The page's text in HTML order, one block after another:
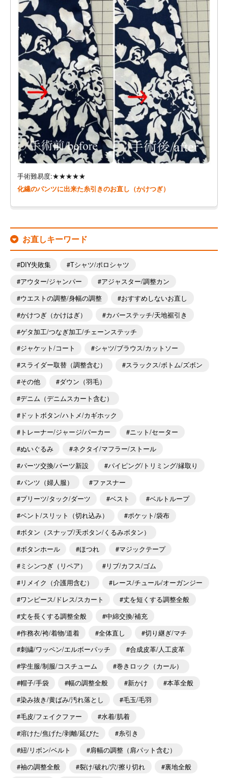
手術難易度:★★★★★
化繊のパンツに出来た糸引きのお直し（かけつぎ）
お直しキーワード
DIY失敗集
Tシャツ/ポロシャツ
アウター/ジャンパー
アジャスター/調整カン
ウエストの調整/身幅の調整
おすすめしないお直し
かけつぎ（かけはぎ）
カバーステッチ/天地裾引き
ゲタ加工/つなぎ加工/チェーンステッチ
ジャケット/コート
シャツ/ブラウス/カットソー
スライダー取替（調整含む）
スラックス/ボトム/ズボン
その他
ダウン（羽毛）
デニム（デニムスカート含む）
ドットボタン/ハトメ/カギホック
トレーナー/ジャージ/パーカー
ニット/セーター
ぬいぐるみ
ネクタイ/マフラー/ストール
パーツ交換/パーツ新設
パイピング/トリミング/縁取り
パンツ（婦人服）
ファスナー
プリーツ/タック/ダーツ
ベスト
ベルトループ
ベント/スリット（切れ込み）
ポケット/袋布
ボタン（スナップ/天ボタン/くるみボタン）
ボタンホール
ほつれ
マジックテープ
ミシンつぎ（リペア）
リブ/カフス/ゴム
リメイク（介護用含む）
レース/チュール/オーガンジー
ワンピース/ドレス/スカート
丈を短くする調整全般
丈を長くする調整全般
中綿交換/補充
作務衣/袴/着物/道着
全体直し
切り継ぎ/マチ
刺繍/ワッペン/エルボーパッチ
合成皮革/人工皮革
学生服/制服/コスチューム
巻きロック（カール）
帽子/手袋
幅の調整全般 新かけ
本革全般
染み抜き/黄ばみ/汚れ落とし
毛玉/毛羽
毛皮/フェイクファー
水着/肌着
溶けた/焦げた/剥離/延びた
糸引き
紐/リボン/ベルト
肩幅の調整（肩パット含む）
袖の調整全般
裂け/破れ/穴/擦り切れ
裏地全般